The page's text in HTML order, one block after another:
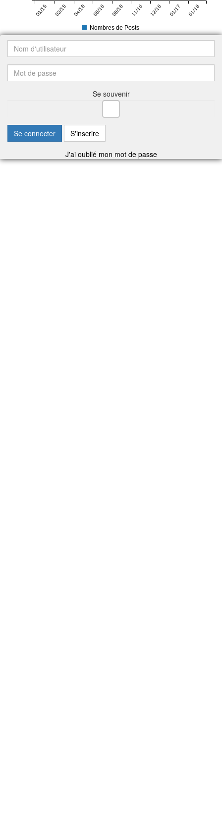
01/15 03/15 04/16 05/16 06/16 11/16 12/16 01/17 01/18
Nombres de Posts
Se souvenir
Se connecter S'inscrire
J'ai oublié mon mot de passe